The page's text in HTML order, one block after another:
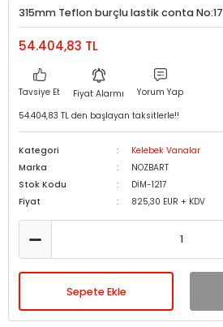
315mm Teflon burçlu lastik conta No:17
54.404,83 TL
Tavsiye Et Fiyat Alarmı
Yorum Yap
54.404,83 TL den başlayan taksitlerle!!
Kategori
Kelebek Vanalar
Marka
NOZBART
Stok Kodu
DİM-1217
Fiyat
825,30 EUR + KDV
Sepete Ekle